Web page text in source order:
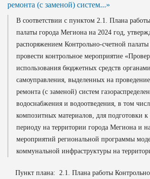
ремонта (с заменой) систем...»
В соответствии с пунктом 2.1. Плана
палаты города Мегиона на 2024 год,
распоряжением Контрольно-счетной
провести контрольное мероприятие
использования бюджетных средств
самоуправления, выделенных на
ремонта (с заменой) систем
водоснабжения и водоотведения, в том
композитных материалов, для подготовки
периоду на территории города Мегиона и
мероприятий региональной программы
коммунальной инфраструктуры на
Пункт плана: 2.1. Плана работы